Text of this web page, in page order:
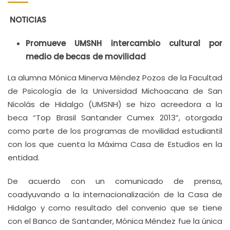
NOTICIAS
Promueve UMSNH intercambio cultural por
medio de becas de movilidad
La alumna Mónica Minerva Méndez Pozos de la Facultad
de Psicología de la Universidad Michoacana de San
Nicolás de Hidalgo (UMSNH) se hizo acreedora a la
beca “Top Brasil Santander Cumex 2013”, otorgada
como parte de los programas de movilidad estudiantil
con los que cuenta la Máxima Casa de Estudios en la
entidad.
De acuerdo con un comunicado de prensa,
coadyuvando a la internacionalización de la Casa de
Hidalgo y como resultado del convenio que se tiene
con el Banco de Santander, Mónica Méndez fue la única